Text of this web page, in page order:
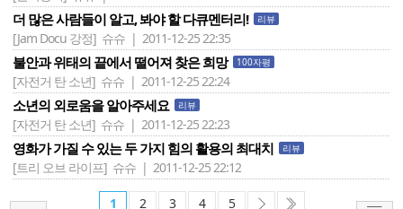
더 많은 사람들이 알고, 봐야 할 다큐멘터리! 리뷰
[Jam Docu 강정] 슈슈 | 2011-12-25 22:35
불안과 위태의 끝에서 떨어져 찾은 희망 100자평
[자전거 탄 소년] 슈슈 | 2011-12-25 22:24
소년의 외로움을 알아주세요 리뷰
[자전거 탄 소년] 슈슈 | 2011-12-25 22:23
영화가 가질 수 있는 두 가지 힘의 활용의 최대치 리뷰
[트리 오브 라이프] 슈슈 | 2011-12-25 22:12
1 2 3 4 5